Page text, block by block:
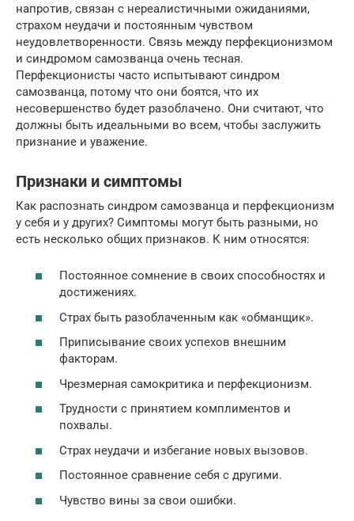
напротив, связан с нереалистичными ожиданиями,
страхом неудачи и постоянным чувством
неудовлетворенности. Связь между перфекционизмом
и синдромом самозванца очень тесная.
Перфекционисты часто испытывают синдром
самозванца, потому что они боятся, что их
несовершенство будет разоблачено. Они считают, что
должны быть идеальными во всем, чтобы заслужить
признание и уважение.
Признаки и симптомы
Как распознать синдром самозванца и перфекционизм
у себя и у других? Симптомы могут быть разными, но
есть несколько общих признаков. К ним относятся:
Постоянное сомнение в своих способностях и
достижениях.
Страх быть разоблаченным как «обманщик».
Приписывание своих успехов внешним
факторам.
Чрезмерная самокритика и перфекционизм.
Трудности с принятием комплиментов и
похвалы.
Страх неудачи и избегание новых вызовов.
Постоянное сравнение себя с другими.
Чувство вины за свои ошибки.